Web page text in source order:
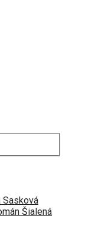
Sasková
Šialená